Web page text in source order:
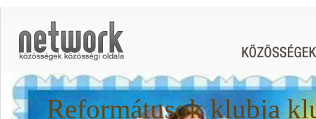
Reformátusok klubja